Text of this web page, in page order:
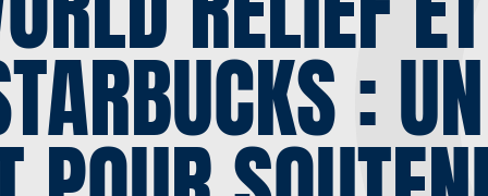
et rapports annuels
Santé mondiale de
Lutheran World
CGA Technologies
Investissement de
Marques des
: UN